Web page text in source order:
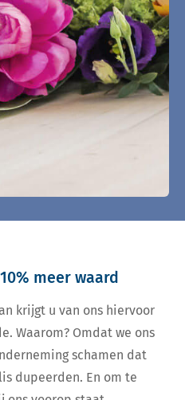
meer waard
krijgt u van ons hiervoor
Waarom? Omdat we ons
schamen dat
dupeerden. En om te